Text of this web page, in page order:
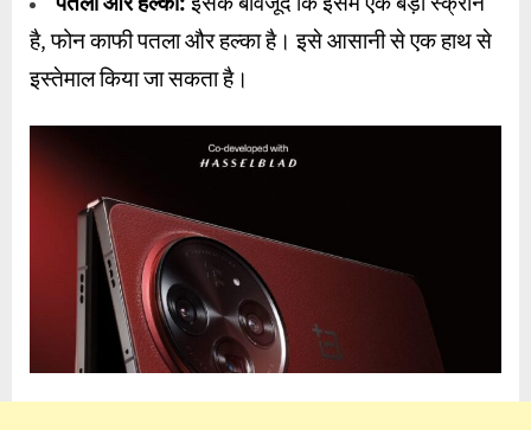
है, फोन काफी पतला और हल्का है। इसे आसानी से एक हाथ से
इस्तेमाल किया जा सकता है।